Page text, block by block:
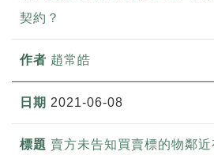
契約？
趙常皓
2021-06-08
賣方未告知買賣標的物鄰